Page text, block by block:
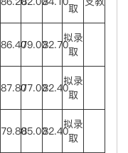
取
86.4079.0082.70拟录
取
87.8077.0082.40拟录
取
79.8085.0082.40拟录
取